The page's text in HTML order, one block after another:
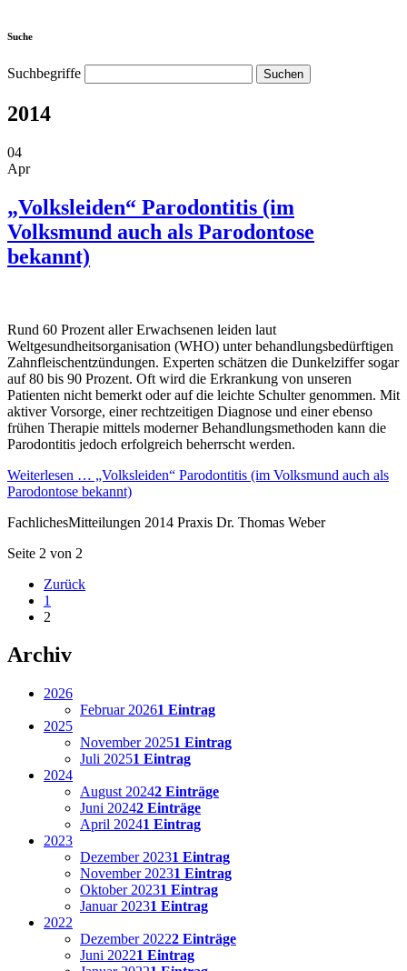
Suche
Suchbegriffe
2014
04
Apr
„Volksleiden“ Parodontitis (im
Volksmund auch als Parodontose
bekannt)
Rund 60 Prozent aller Erwachsenen leiden laut
Weltgesundheitsorganisation (WHO) unter behandlungsbedürftigen
Zahnfleischentzündungen. Experten schätzen die Dunkelziffer sogar
auf 80 bis 90 Prozent. Oft wird die Erkrankung von unseren
Patienten nicht bemerkt oder auf die leichte Schulter genommen. Mit
aktiver Vorsorge, einer rechtzeitigen Diagnose und einer ebenso
frühen Therapie mittels moderner Behandlungsmethoden kann die
Parodontitis jedoch erfolgreich beherrscht werden.
Weiterlesen … „Volksleiden“ Parodontitis (im Volksmund auch als
Parodontose bekannt)
FachlichesMitteilungen 2014 Praxis Dr. Thomas Weber
Seite 2 von 2
Zurück
1
2
Archiv
2026
Februar 20261 Eintrag
2025
November 20251 Eintrag
Juli 20251 Eintrag
2024
August 20242 Einträge
Juni 20242 Einträge
April 20241 Eintrag
2023
Dezember 20231 Eintrag
November 20231 Eintrag
Oktober 20231 Eintrag
Januar 20231 Eintrag
2022
Dezember 20222 Einträge
Juni 20221 Eintrag